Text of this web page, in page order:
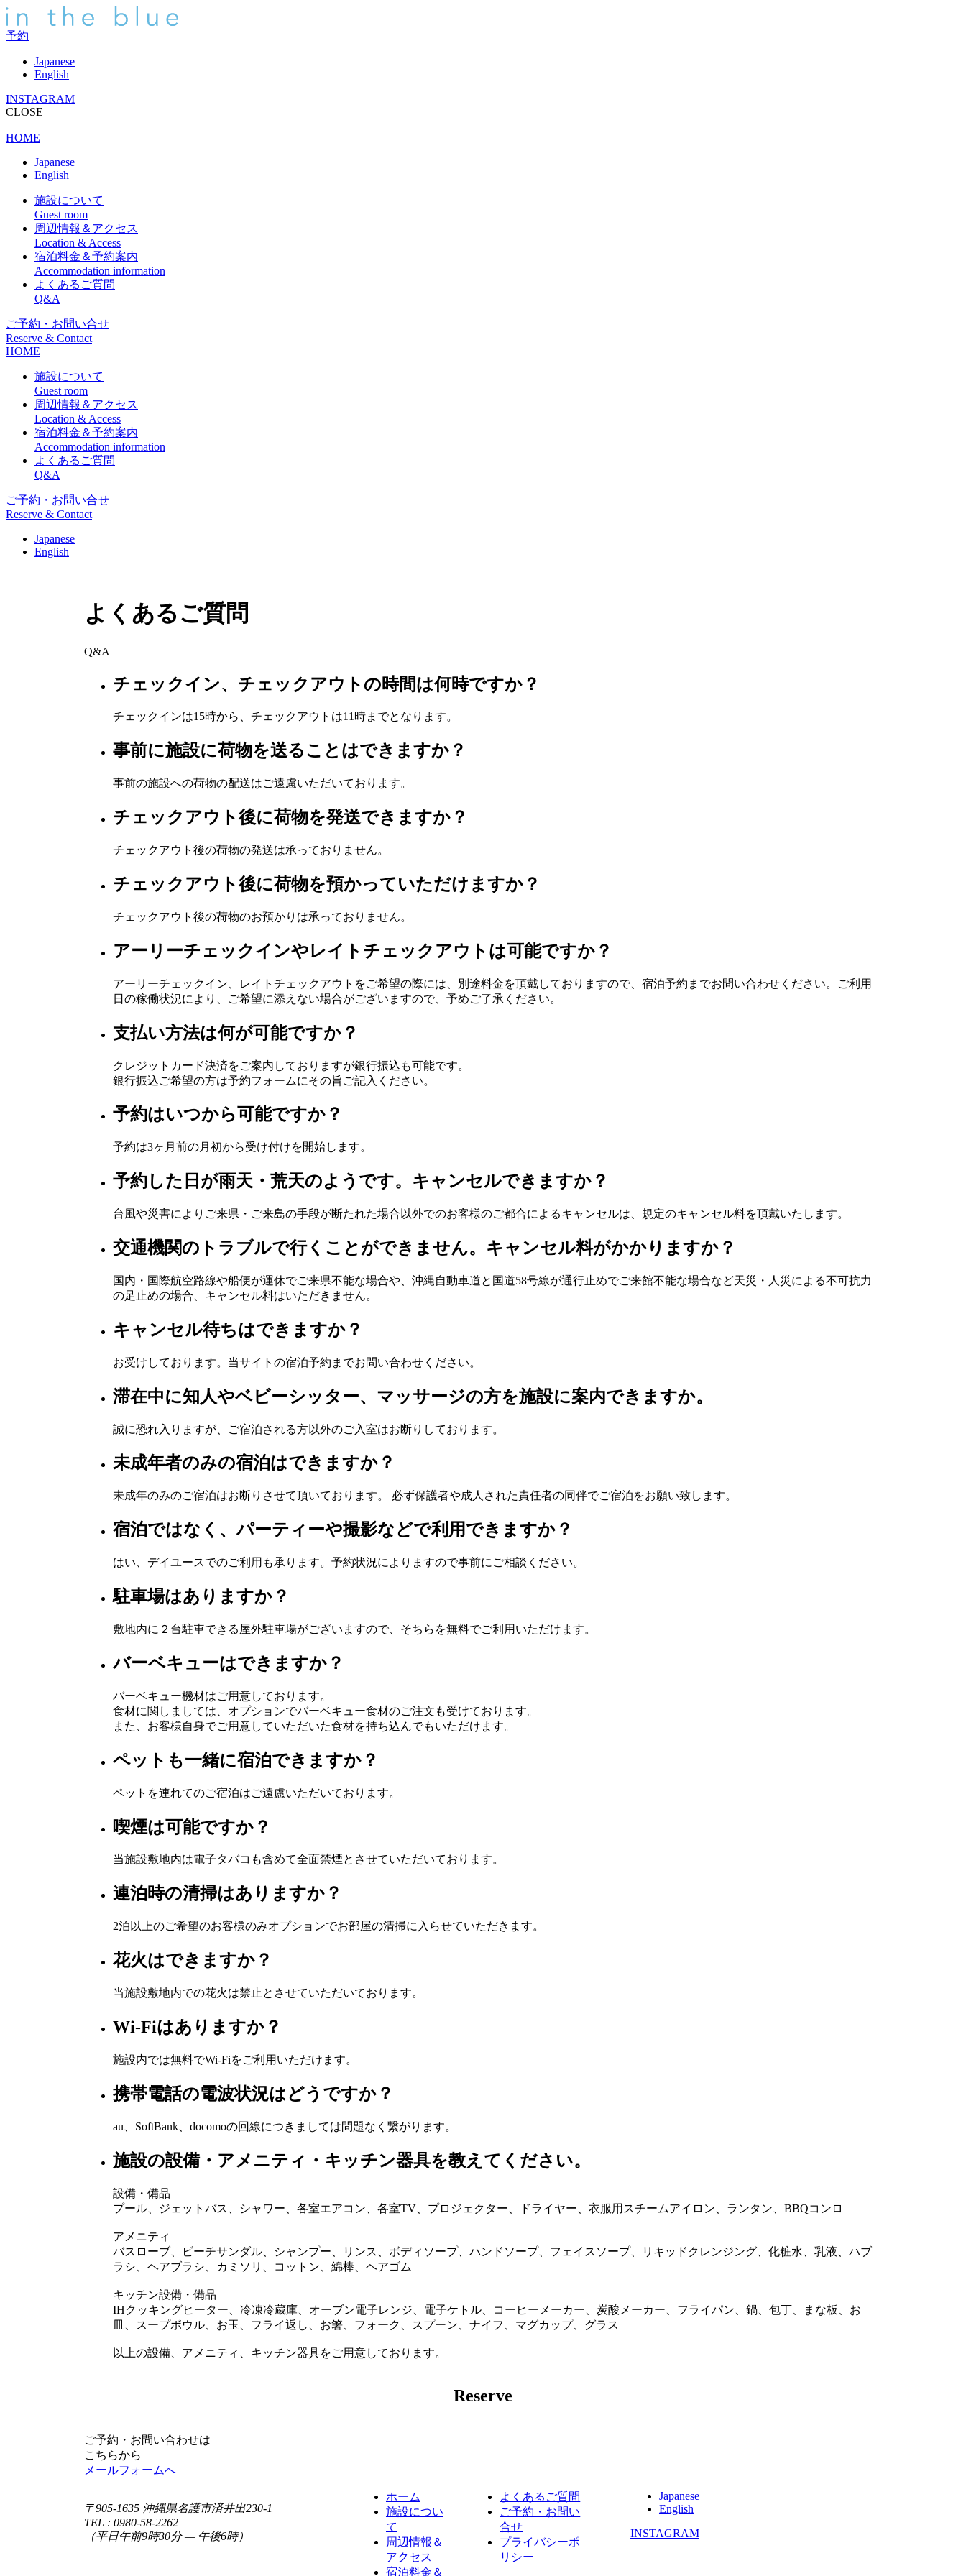
予約
Japanese
English
INSTAGRAM
CLOSE
HOME
Japanese
English
施設について
Guest room
周辺情報＆アクセス
Location & Access
宿泊料金＆予約案内
Accommodation information
よくあるご質問
Q&A
ご予約・お問い合せ
Reserve & Contact
HOME
施設について
Guest room
周辺情報＆アクセス
Location & Access
宿泊料金＆予約案内
Accommodation information
よくあるご質問
Q&A
ご予約・お問い合せ
Reserve & Contact
Japanese
English
よくあるご質問
Q&A
チェックイン、チェックアウトの時間は何時ですか？
チェックインは15時から、チェックアウトは11時までとなります。
事前に施設に荷物を送ることはできますか？
事前の施設への荷物の配送はご遠慮いただいております。
チェックアウト後に荷物を発送できますか？
チェックアウト後の荷物の発送は承っておりません。
チェックアウト後に荷物を預かっていただけますか？
チェックアウト後の荷物のお預かりは承っておりません。
アーリーチェックインやレイトチェックアウトは可能ですか？
アーリーチェックイン、レイトチェックアウトをご希望の際には、別途料金を頂戴しておりますので、宿泊予約までお問い合わせください。ご利用
日の稼働状況により、ご希望に添えない場合がございますので、予めご了承ください。
支払い方法は何が可能ですか？
クレジットカード決済をご案内しておりますが銀行振込も可能です。
銀行振込ご希望の方は予約フォームにその旨ご記入ください。
予約はいつから可能ですか？
予約は3ヶ月前の月初から受け付けを開始します。
予約した日が雨天・荒天のようです。キャンセルできますか？
台風や災害によりご来県・ご来島の手段が断たれた場合以外でのお客様のご都合によるキャンセルは、規定のキャンセル料を頂戴いたします。
交通機関のトラブルで行くことができません。キャンセル料がかかりますか？
国内・国際航空路線や船便が運休でご来県不能な場合や、沖縄自動車道と国道58号線が通行止めでご来館不能な場合など天災・人災による不可抗力
の足止めの場合、キャンセル料はいただきません。
キャンセル待ちはできますか？
お受けしております。当サイトの宿泊予約までお問い合わせください。
滞在中に知人やベビーシッター、マッサージの方を施設に案内できますか。
誠に恐れ入りますが、ご宿泊される方以外のご入室はお断りしております。
未成年者のみの宿泊はできますか？
未成年のみのご宿泊はお断りさせて頂いております。 必ず保護者や成人された責任者の同伴でご宿泊をお願い致します。
宿泊ではなく、パーティーや撮影などで利用できますか？
はい、デイユースでのご利用も承ります。予約状況によりますので事前にご相談ください。
駐車場はありますか？
敷地内に２台駐車できる屋外駐車場がございますので、そちらを無料でご利用いただけます。
バーベキューはできますか？
バーベキュー機材はご用意しております。
食材に関しましては、オプションでバーベキュー食材のご注文も受けております。
また、お客様自身でご用意していただいた食材を持ち込んでもいただけます。
ペットも一緒に宿泊できますか？
ペットを連れてのご宿泊はご遠慮いただいております。
喫煙は可能ですか？
当施設敷地内は電子タバコも含めて全面禁煙とさせていただいております。
連泊時の清掃はありますか？
2泊以上のご希望のお客様のみオプションでお部屋の清掃に入らせていただきます。
花火はできますか？
当施設敷地内での花火は禁止とさせていただいております。
Wi-Fiはありますか？
施設内では無料でWi-Fiをご利用いただけます。
携帯電話の電波状況はどうですか？
au、SoftBank、docomoの回線につきましては問題なく繋がります。
施設の設備・アメニティ・キッチン器具を教えてください。
設備・備品
プール、ジェットバス、シャワー、各室エアコン、各室TV、プロジェクター、ドライヤー、衣服用スチームアイロン、ランタン、BBQコンロ
アメニティ
バスローブ、ビーチサンダル、シャンプー、リンス、ボディソープ、ハンドソープ、フェイスソープ、リキッドクレンジング、化粧水、乳液、ハブ
ラシ、ヘアブラシ、カミソリ、コットン、綿棒、ヘアゴム
キッチン設備・備品
IHクッキングヒーター、冷凍冷蔵庫、オーブン電子レンジ、電子ケトル、コーヒーメーカー、炭酸メーカー、フライパン、鍋、包丁、まな板、お
皿、スープボウル、お玉、フライ返し、お箸、フォーク、スプーン、ナイフ、マグカップ、グラス
以上の設備、アメニティ、キッチン器具をご用意しております。
Reserve
ご予約・お問い合わせは
こちらから
メールフォームへ
〒905-1635 沖縄県名護市済井出230-1
TEL : 0980-58-2262
（平日午前9時30分 — 午後6時）
ホーム
施設につい
て
周辺情報＆
アクセス
宿泊料金＆
よくあるご質問
ご予約・お問い
合せ
プライバシーポ
リシー
Japanese
English
INSTAGRAM